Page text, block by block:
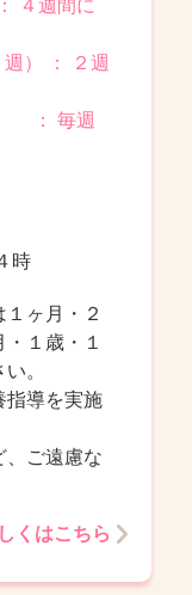
４週間に
） ： ２週
： 毎週
時
ヶ月・２
１歳・１
。
指導を実施
、ご遠慮な
くはこちら